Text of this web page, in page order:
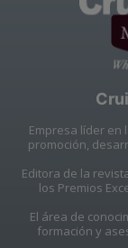
Empresa líder en
promoción,
Editora de la
los Premios
El área de
formación y